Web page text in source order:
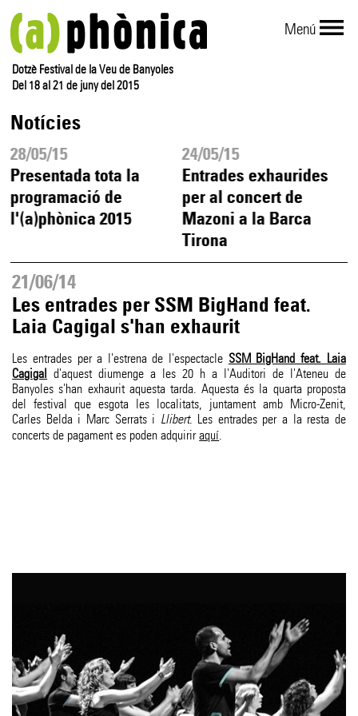
Menú
Dotzè Festival de la Veu de Banyoles
Del 18 al 21 de juny del 2015
Notícies
28/05/15
Presentada tota la
programació de
l'(a)phònica 2015
24/05/15
Entrades exhaurides
per al concert de
Mazoni a la Barca
Tirona
21/06/14
Les entrades per SSM BigHand feat.
Laia Cagigal s'han exhaurit
Les entrades per a l'estrena de l'espectacle SSM BigHand feat. Laia
Cagigal
d'aquest diumenge a les 20 h a l'Auditori de l'Ateneu de
Banyoles s'han exhaurit aquesta tarda. Aquesta és la quarta proposta
del festival que esgota les localitats, juntament amb Micro-Zenit,
Carles Belda i Marc Serrats i Llibert. Les entrades per a la resta de
concerts de pagament es poden adquiriraquí.